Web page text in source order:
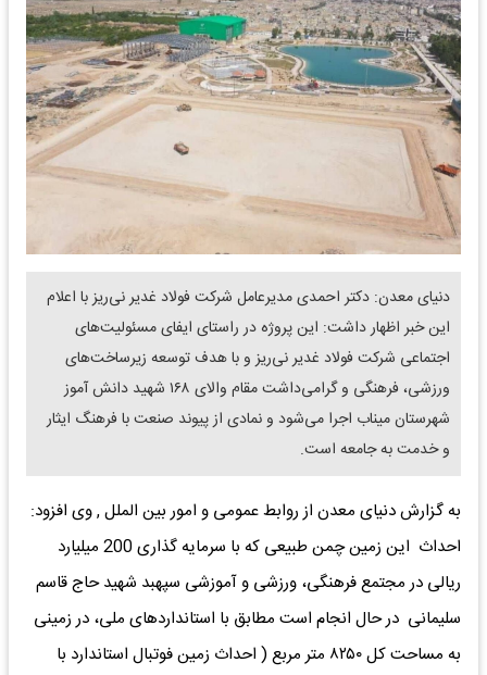
دنیای معدن: دکتر احمدی مدیرعامل شرکت فولاد غدیر نی‌ریز با اعلام
این خبر اظهار داشت: این پروژه در راستای ایفای مسئولیت‌های
اجتماعی شرکت فولاد غدیر نی‌ریز و با هدف توسعه زیرساخت‌های
ورزشی، فرهنگی و گرامی‌داشت مقام والای ۱۶۸ شهید دانش آموز
شهرستان میناب اجرا می‌شود و نمادی از پیوند صنعت با فرهنگ ایثار
و خدمت به جامعه است.
‌به گزارش دنیای معدن از روابط عمومی و امور بین الملل , وی افزود:
احداث این زمین چمن طبیعی که با سرمایه گذاری 200 میلیارد
ریالی در مجتمع فرهنگی، ورزشی و آموزشی سپهبد شهید حاج قاسم
سلیمانی در حال انجام است مطابق با استانداردهای ملی، در زمینی
به مساحت کل ۸۲۵۰ متر مربع ( احداث زمین فوتبال استاندارد با